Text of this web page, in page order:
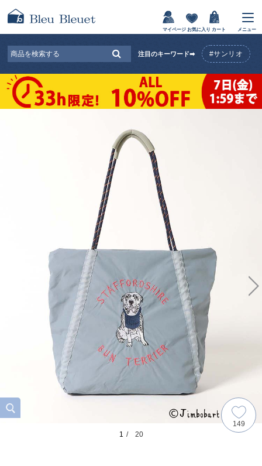
マイページ お気に入り カート メニュー
注目のキーワード➡ #サンリオ
1 / 20
149